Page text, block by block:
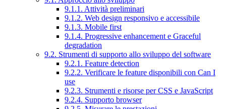
9.1.1. Attività preliminari
9.1.2. Web design responsivo e accessibile
9.1.3. Mobile first
9.1.4. Progressive enhancement e Graceful
degradation
9.2. Strumenti di supporto allo sviluppo del software
9.2.1. Feature detection
9.2.2. Verificare le feature disponibili con Can I
use
9.2.3. Strumenti e risorse per CSS e JavaScript
9.2.4. Supporto browser